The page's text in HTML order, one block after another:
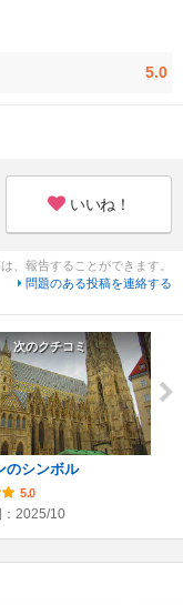
5.0
いいね！
、報告することができます。
問題のある投稿を連絡する
次のクチコミ
のシンボル
5.0
2025/10